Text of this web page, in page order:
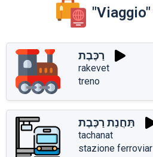
רַכֶּבֶת
rakevet
treno
תַּחֲנַת רַכֶּבֶת
tachanat
stazione